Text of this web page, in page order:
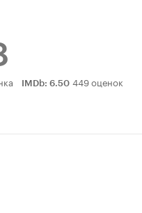
IMDb: 6.50 449 оценок